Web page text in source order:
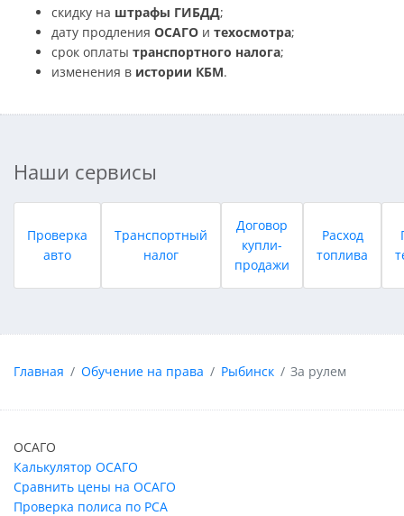
скидку на штрафы ГИБДД;
дату продления ОСАГО и техосмотра;
срок оплаты транспортного налога;
изменения в истории КБМ.
Наши сервисы
Проверка
авто
Транспортный
налог
Договор
купли-
продажи
Расход
топлива
Главная Обучение на права Рыбинск За рулем
ОСАГО
Калькулятор ОСАГО
Сравнить цены на ОСАГО
Проверка полиса по РСА